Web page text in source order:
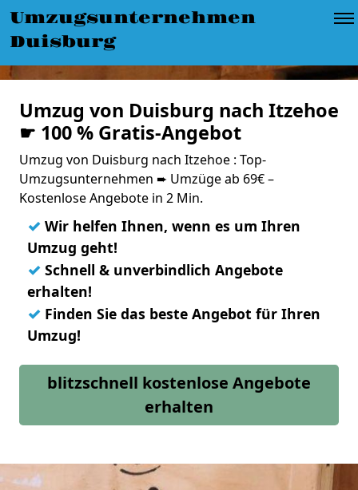
Umzugsunternehmen
Duisburg
Umzug von Duisburg nach Itzehoe
☛ 100 % Gratis-Angebot
Umzug von Duisburg nach Itzehoe : Top-
Umzugsunternehmen ➨ Umzüge ab 69€ –
Kostenlose Angebote in 2 Min.
✓ Wir helfen Ihnen, wenn es um Ihren
Umzug geht!
✓ Schnell & unverbindlich Angebote
erhalten!
✓ Finden Sie das beste Angebot für Ihren
Umzug!
blitzschnell kostenlose Angebote
erhalten